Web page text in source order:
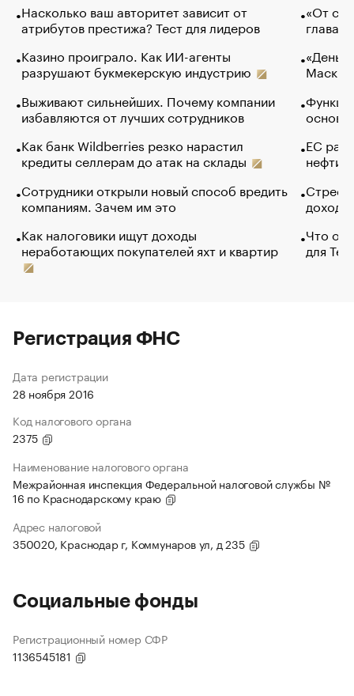
Насколько ваш авторитет зависит от
атрибутов престижа? Тест для лидеров
Казино проиграло. Как ИИ-агенты
разрушают букмекерскую индустрию
Выживают сильнейших. Почему компании
избавляются от лучших сотрудников
Как банк Wildberries резко нарастил
кредиты селлерам до атак на склады
Сотрудники открыли новый способ вредить
компаниям. Зачем им это
Как налоговики ищут доходы
неработающих покупателей яхт и квартир
«От
глава
Маск в
основ
ЕС
нефти
Что
для
Регистрация ФНС
Дата регистрации
28 ноября 2016
Код налогового органа
2375
Наименование налогового органа
Межрайонная инспекция Федеральной налоговой службы №
16 по Краснодарскому краю
Адрес налоговой
350020, Краснодар г, Коммунаров ул, д 235
Социальные фонды
Регистрационный номер СФР
1136545181